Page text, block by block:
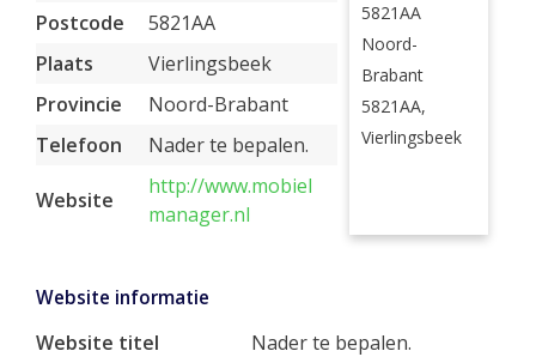
Postcode
5821AA
Plaats
Vierlingsbeek
Provincie
Noord-Brabant
Telefoon
Nader te bepalen.
Website
http://www.mobiel
manager.nl
5821AA
Noord-
Brabant
5821AA,
Vierlingsbeek
Website informatie
Website titel
Nader te bepalen.